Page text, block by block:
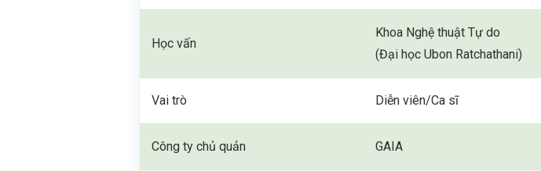
Học vấn
Khoa Nghệ thuật Tự do
(Đại học Ubon Ratchathani)
Vai trò Diễn viên/Ca sĩ
Công ty chủ quản GAIA